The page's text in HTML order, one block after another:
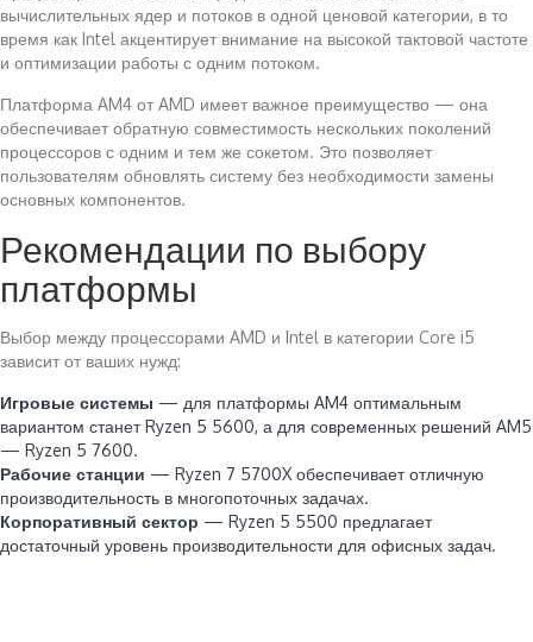
вычислительных ядер и потоков в одной ценовой категории, в то
время как Intel акцентирует внимание на высокой тактовой частоте
и оптимизации работы с одним потоком.
Платформа AM4 от AMD имеет важное преимущество — она
обеспечивает обратную совместимость нескольких поколений
процессоров с одним и тем же сокетом. Это позволяет
пользователям обновлять систему без необходимости замены
основных компонентов.
Рекомендации по выбору
платформы
Выбор между процессорами AMD и Intel в категории Core i5
зависит от ваших нужд:
Игровые системы — для платформы AM4 оптимальным
вариантом станет Ryzen 5 5600, а для современных решений AM5
— Ryzen 5 7600.
Рабочие станции — Ryzen 7 5700X обеспечивает отличную
производительность в многопоточных задачах.
Корпоративный сектор — Ryzen 5 5500 предлагает
достаточный уровень производительности для офисных задач.